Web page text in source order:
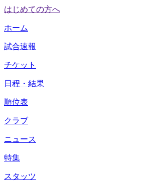
はじめての方へ
ホーム
試合速報
チケット
日程・結果
順位表
クラブ
ニュース
特集
スタッツ